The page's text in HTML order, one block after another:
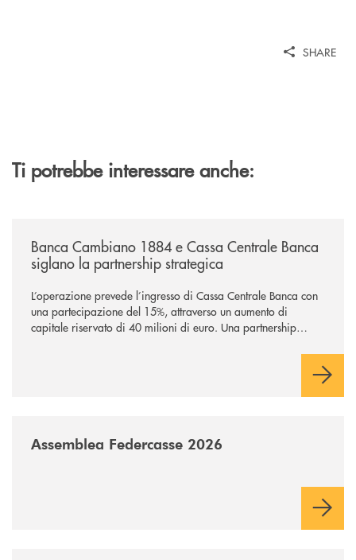
SHARE
Ti potrebbe interessare anche:
Banca Cambiano 1884 e Cassa Centrale Banca
siglano la partnership strategica
L’operazione prevede l’ingresso di Cassa Centrale Banca con
una partecipazione del 15%, attraverso un aumento di
capitale riservato di 40 milioni di euro. Una partnership
comuni e sulla prossimità ai territori, per ampliare l’offerta e
Assemblea Federcasse 2026